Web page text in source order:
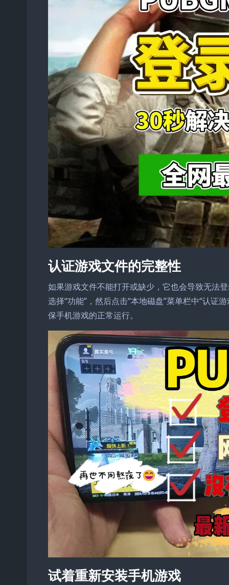
认证游戏文件的完整性
如果游戏文件不能打开或缺少，它也会导致无法
选择“功能”，然后点击“本地磁盘”菜单栏中“认证
保手机游戏的正常运行。
试着重新安装手机游戏